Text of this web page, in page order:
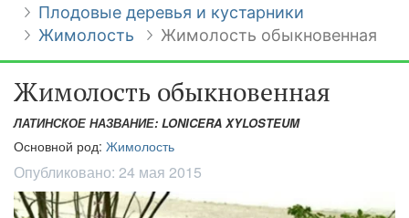
Плодовые деревья и кустарники
Жимолость
Жимолость обыкновенная
Жимолость обыкновенная
ЛАТИНСКОЕ НАЗВАНИЕ: LONICERA XYLOSTEUM
Основной род: Жимолость
Опубликовано: 24 мая 2015